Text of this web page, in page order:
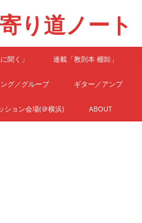
り道ノート
聞く」 連載「教則本 棚卸」
グ／グルーブ ギター／アンプ
ション会場(＠横浜) ABOUT